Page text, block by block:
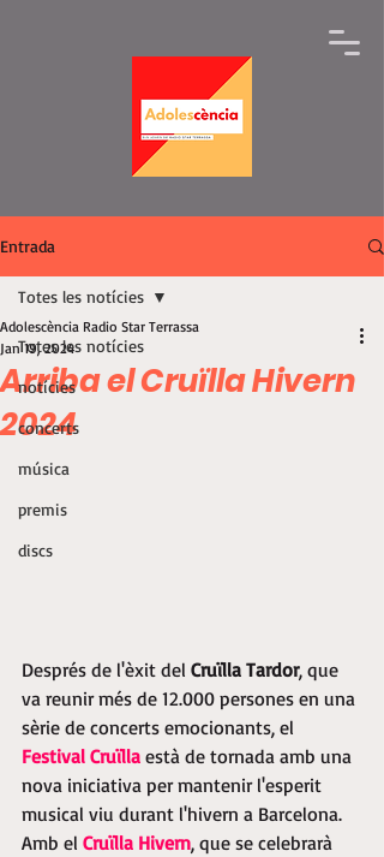
Entrada
Totes les notícies
notícies
concerts
música
premis
discs
Totes les notícies
Arriba el Cruïlla Hivern
2024
Adolescència Radio Star Terrassa
Jan 19, 2024
Després de l'èxit del Cruïlla Tardor, que
va reunir més de 12.000 persones en una
sèrie de concerts emocionants, el
Festival Cruïlla està de tornada amb una
nova iniciativa per mantenir l'esperit
musical viu durant l'hivern a Barcelona.
Amb el Cruïlla Hivern, que se celebrarà